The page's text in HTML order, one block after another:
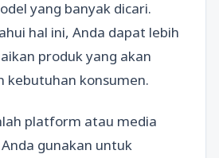
yang banyak dicari.
hal ini, Anda dapat lebih
produk yang akan
kebutuhan konsumen.
platform atau media
gunakan untuk